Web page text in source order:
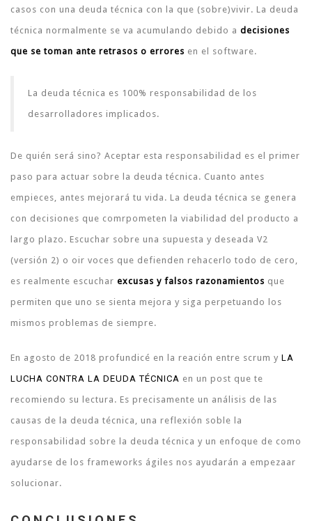
casos con una deuda técnica con la que (sobre)vivir. La deuda
técnica normalmente se va acumulando debido a decisiones
que se toman ante retrasos o errores en el software.
La deuda técnica es 100% responsabilidad de los
desarrolladores implicados.
De quién será sino? Aceptar esta responsabilidad es el primer
paso para actuar sobre la deuda técnica. Cuanto antes
empieces, antes mejorará tu vida. La deuda técnica se genera
con decisiones que comrpometen la viabilidad del producto a
largo plazo. Escuchar sobre una supuesta y deseada V2
(versión 2) o oir voces que defienden rehacerlo todo de cero,
es realmente escuchar excusas y falsos razonamientos que
permiten que uno se sienta mejora y siga perpetuando los
mismos problemas de siempre.
En agosto de 2018 profundicé en la reación entre scrum y LA
LUCHA CONTRA LA DEUDA TÉCNICA en un post que te
recomiendo su lectura. Es precisamente un análisis de las
causas de la deuda técnica, una reflexión soble la
responsabilidad sobre la deuda técnica y un enfoque de como
ayudarse de los frameworks ágiles nos ayudarán a empezaar
solucionar.